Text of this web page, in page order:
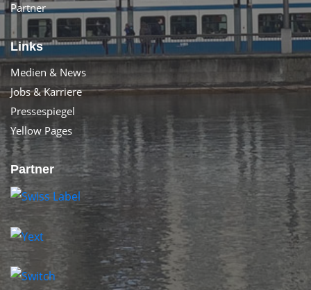
Partner
Links
Medien & News
Jobs & Karriere
Pressespiegel
Yellow Pages
Partner